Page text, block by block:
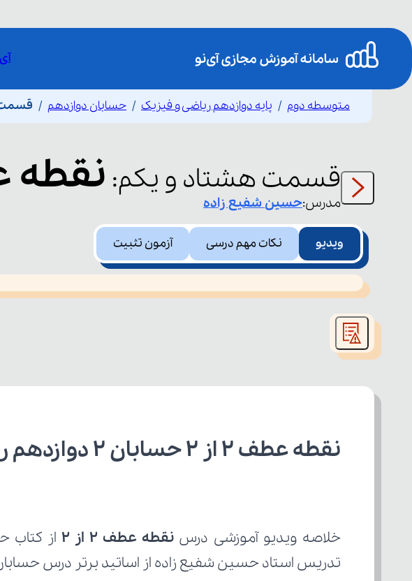
متوسطه دوم پایه دوازدهم ریاضی و فیزیک حسابان دوازدهم قسمت
قسمت هشتاد و یکم: نقطه مدرس:حسینشفیع زاده
ویدیو نکات مهم درسی آزمون تثبیت
This
is
window.
نقطه عطف ۲ از 2 حسابان 2 دوازدهم ریاضی
خلاصه ویدیو آموزشی درس نقطه عطف ۲ از 2
تدریس استاد حسین شفیع زاده از اساتید برتر درس